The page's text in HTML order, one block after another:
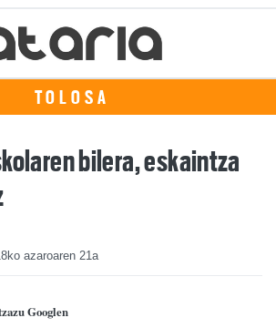
TOLOSA
bilera, eskaintza
azaroaren 21a
Googlen